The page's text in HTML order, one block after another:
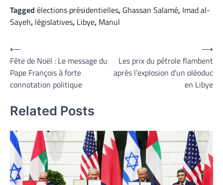
Tagged élections présidentielles, Ghassan Salamé, Imad al-
Sayeh, législatives, Libye, Manul
Navigation
de
l’article
⟵
Fête de Noël : Le message du
Pape François à forte
connotation politique
Les prix du pétrole flambent
après l’explosion d’un oléoduc
en Libye
⟶
Related Posts